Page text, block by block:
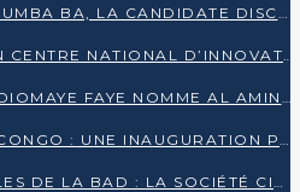
ÉLECTION À L’OIF : COUMBA BA, LA CANDIDATE DISCRÈTE QUI BOUSCULE LE JEU DIPLOMATIQUE
LE CONGO LANCE SON CENTRE NATIONAL D’INNOVATION
SÉNÉGAL : BASSIROU DIOMAYE FAYE NOMME AL AMINOU LÔ PREMIER MINISTRE
MUSÉE NATIONAL DU CONGO : UNE INAUGURATION PORTEUSE D’ESPOIR POUR LA CULTURE
ASSEMBLÉES ANNUELLES DE LA BAD : LA SOCIÉTÉ CIVILE CONGOLAISE À LA RECHERCHE DE PARTENAIRES POUR SES PROJETS